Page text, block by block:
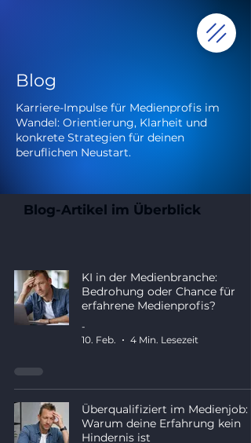
Blog
Karriere-Impulse für Medienprofis im
Wandel: Orientierung, Klarheit und
konkrete Strategien für deinen
beruflichen Neustart.
Blog-Artikel im Überblick
KI in der Medienbranche:
Bedrohung oder Chance für
erfahrene Medienprofis?
-
10. Feb.
4 Min. Lesezeit
Überqualifiziert im Medienjob:
Warum deine Erfahrung kein
Hindernis ist